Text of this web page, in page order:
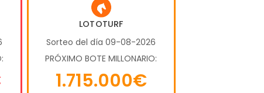
LOTOTURF
Sorteo del día 09-08-2026
PRÓXIMO BOTE MILLONARIO:
1.715.000€